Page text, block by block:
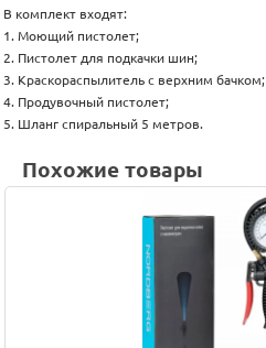
В комплект входят:
1. Моющий пистолет;
2. Пистолет для подкачки шин;
3. Краскораспылитель с верхним бачком;
4. Продувочный пистолет;
5. Шланг спиральный 5 метров.
Похожие товары